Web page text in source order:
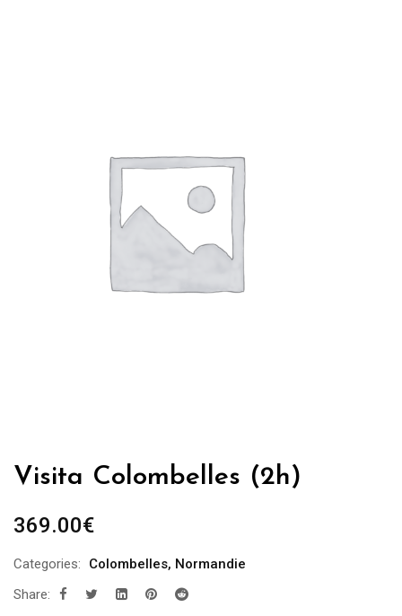
Visita Colombelles (2h)
369.00€
Categories: Colombelles, Normandie
Share: